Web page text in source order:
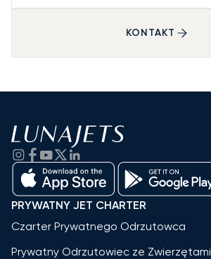
KONTAKT
PRYWATNY JET CHARTER
Czarter Prywatnego Odrzutowca
Prywatny Odrzutowiec ze Zwierzętami